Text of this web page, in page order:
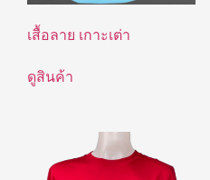
เสื้อลาย เกาะเต่า
ดูสินค้า